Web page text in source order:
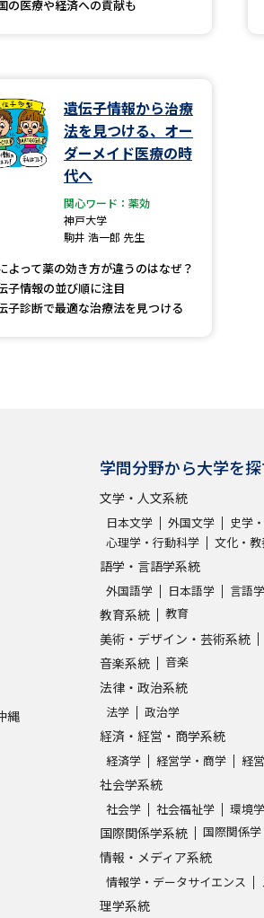
併願校選び
大学で
学問のミニ
ユーザー
Ｑ＆Ａ よく
資料の料金の
個人情報取扱
の医療や経済への貢献も
遺伝子情報から治療
法を見つける、オー
ダーメイド医療の時
代へ
関心ワード：薬効
神戸大学
駒井 浩一郎 先生
よって薬の効き方が違うのはなぜ？
子情報の並び順に注目
子診断で最適な治療法を見つける
縄
学問分野から大学を
文学・人文系統
日本文学 外国文学 史学
心理学・行動科学
文化・
語学・言語学系統
外国語学 日本語学 言語学
教育系統 教育
美術・デザイン・芸術系統
音楽系統 音楽
法律・政治系統
法学 政治学
経済・経営・商学系統
経済学 経営学・商学 経
社会学系統
社会学 社会福祉学 環境学
国際関係学系統 国際関係学
情報・メディア系統
情報学・データサイエンス
理学系統